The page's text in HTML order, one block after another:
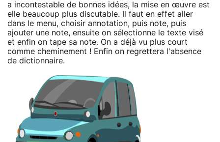
a incontestable de bonnes idées, la mise en œuvre est
elle beaucoup plus discutable. Il faut en effet aller
dans le menu, choisir annotation, puis note, puis
ajouter une note, ensuite on sélectionne le texte visé
et enfin on tape sa note. On a déjà vu plus court
comme cheminement ! Enfin on regrettera l'absence
de dictionnaire.